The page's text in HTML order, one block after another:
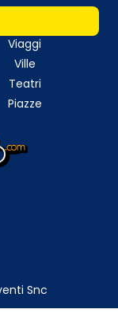
Viaggi
Ville
Teatri
Piazze
Snc